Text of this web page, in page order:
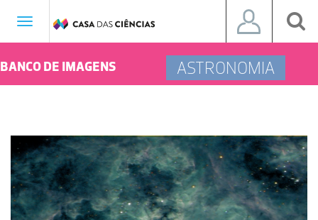
Toggle
BANCO DE IMAGENS ASTRONOMIA